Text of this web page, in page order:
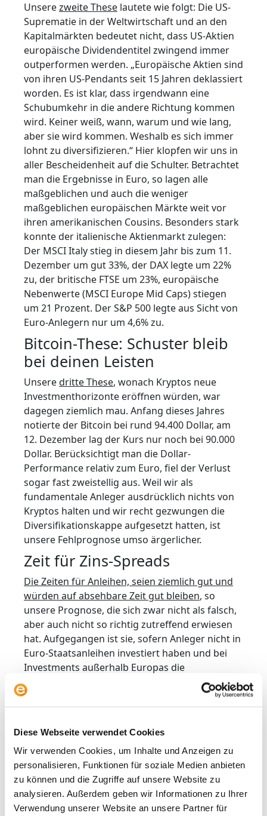
Diese Webseite verwendet Cookies
Wir verwenden Cookies, um Inhalte und Anzeigen zu
personalisieren, Funktionen für soziale Medien anbieten
zu können und die Zugriffe auf unsere Website zu
analysieren. Außerdem geben wir Informationen zu Ihrer
Verwendung unserer Website an unsere Partner für
Unserezweite These lautete wie folgt: Die US-
Suprematie in der Weltwirtschaft und an den
Kapitalmärkten bedeutet nicht, dass US-Aktien
europäische Dividendentitel zwingend immer
outperformen werden. „Europäische Aktien sind
von ihren US-Pendants seit 15 Jahren deklassiert
worden. Es ist klar, dass irgendwann eine
Schubumkehr in die andere Richtung kommen
wird. Keiner weiß, wann, warum und wie lang,
aber sie wird kommen. Weshalb es sich immer
lohnt zu diversifizieren.“ Hier klopfen wir uns in
aller Bescheidenheit auf die Schulter. Betrachtet
man die Ergebnisse in Euro, so lagen alle
maßgeblichen und auch die weniger
maßgeblichen europäischen Märkte weit vor
ihren amerikanischen Cousins. Besonders stark
konnte der italienische Aktienmarkt zulegen:
Der MSCI Italy stieg in diesem Jahr bis zum 11.
Dezember um gut 33%, der DAX legte um 22%
zu, der britische FTSE um 23%, europäische
Nebenwerte (MSCI Europe Mid Caps) stiegen
um 21 Prozent. Der S&P 500 legte aus Sicht von
Euro-Anlegern nur um 4,6% zu.
Bitcoin-These: Schuster bleib
bei deinen Leisten
Unseredritte These, wonach Kryptos neue
Investmenthorizonte eröffnen würden, war
dagegen ziemlich mau. Anfang dieses Jahres
notierte der Bitcoin bei rund 94.400 Dollar, am
12. Dezember lag der Kurs nur noch bei 90.000
Dollar. Berücksichtigt man die Dollar-
Performance relativ zum Euro, fiel der Verlust
sogar fast zweistellig aus. Weil wir als
fundamentale Anleger ausdrücklich nichts von
Kryptos halten und wir recht gezwungen die
Diversifikationskappe aufgesetzt hatten, ist
unsere Fehlprognose umso ärgerlicher.
Zeit für Zins-Spreads
Die Zeiten für Anleihen, seien ziemlich gut und
würden auf absehbare Zeit gut bleiben, so
unsere Prognose, die sich zwar nicht als falsch,
aber auch nicht so richtig zutreffend erwiesen
hat. Aufgegangen ist sie, sofern Anleger nicht in
Euro-Staatsanleihen investiert haben und bei
Investments außerhalb Europas die
Währungsrisiken abgesichert haben. Der
deutsche Rentenindex REXP stieg gerade einmal
um 1% bis zum 11. Dezember; der breite Euro-
Aggregate lag nur minimal darüber.
Abgesicherte Emerging-Markets-Anleihen
konnten dagegen ordentlich performen. An
dieser Stelle einen kleinen Spoiler für Teil II der
Analyse: Weil die Renditen nur leicht gesunken
sind, sind die Basiszinsen in den